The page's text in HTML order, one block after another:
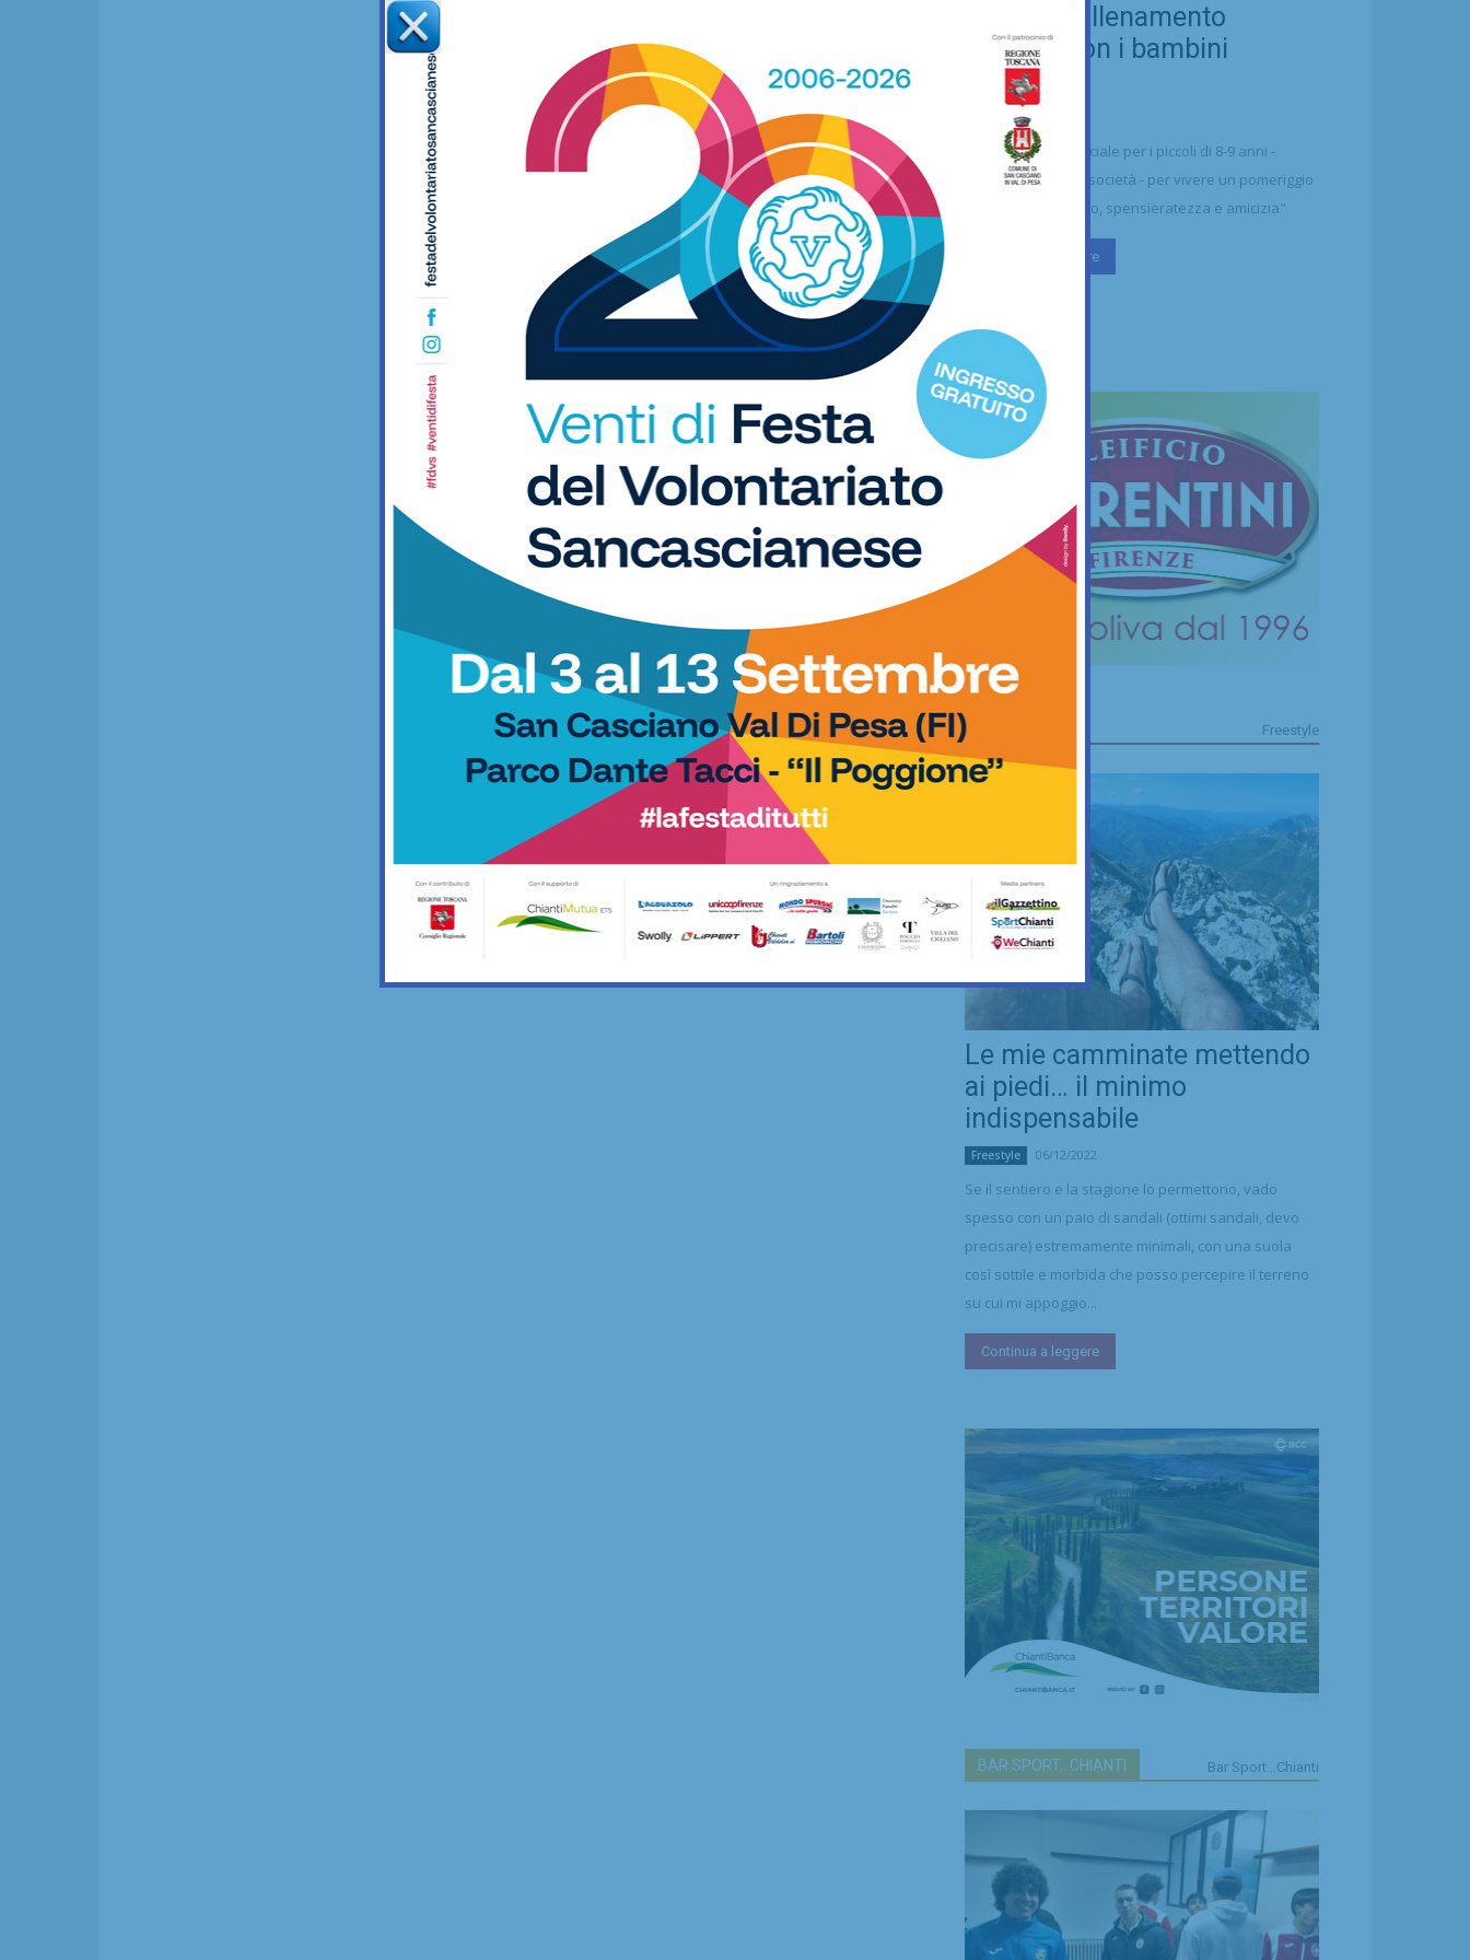
bellezza: allenamento
insieme con i bambini
Saharawi
21/07/2026
"Un'occasione speciale per i piccoli di 8-9 anni -
sottolineano dalla società - per vivere un pomeriggio
di puro divertimento, spensieratezza e amicizia"
Continua a leggere
Freestyle
Le mie camminate mettendo
ai piedi… il minimo
indispensabile
Freestyle 06/12/2022
Se il sentiero e la stagione lo permettono, vado
spesso con un paio di sandali (ottimi sandali, devo
precisare) estremamente minimali, con una suola
così sottile e morbida che posso percepire il terreno
su cui mi appoggio...
Continua a leggere
BAR SPORT...CHIANTI Bar Sport...Chianti